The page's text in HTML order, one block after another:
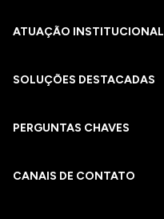
ATUAÇÃO INSTITUCIONAL
SOLUÇÕES DESTACADAS
PERGUNTAS CHAVES​
CANAIS DE CONTATO